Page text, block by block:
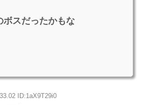
ボスだったかもな
ID:1aX9T29i0